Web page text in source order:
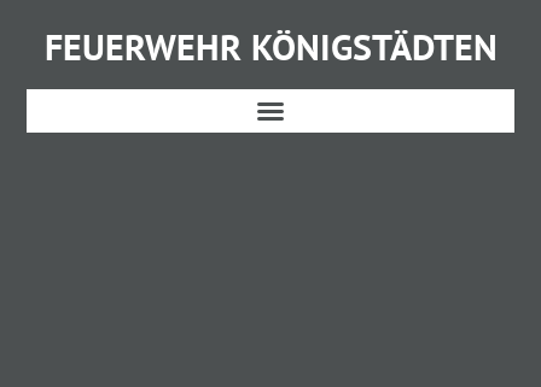
FEUERWEHR KÖNIGSTÄDTEN